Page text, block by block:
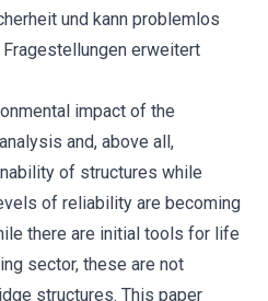
und kann problemlos
erweitert
impact of the
and, above all,
of structures while
of reliability are becoming
there are initial tools for life
sector, these are not
structures. This paper